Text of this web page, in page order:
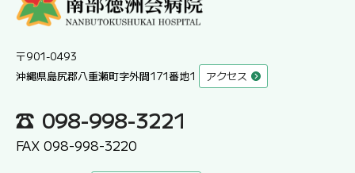
〒901-0493
沖縄県島尻郡八重瀬町字外間171番地1
アクセス
098-998-3221
FAX 098-998-3220